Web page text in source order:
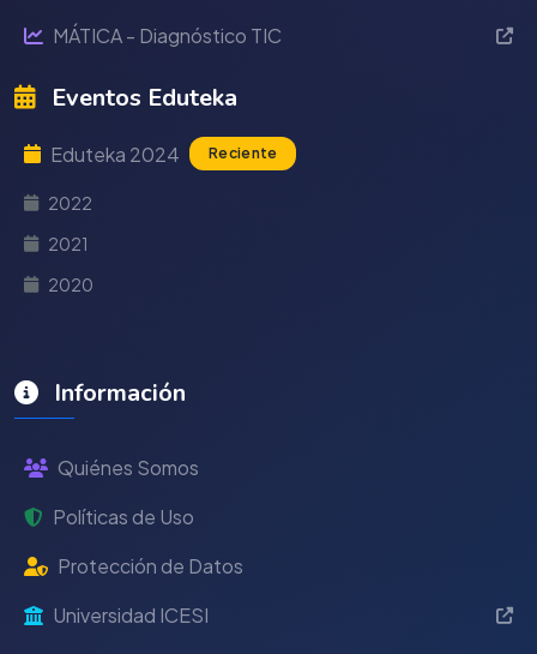
MÁTICA - Diagnóstico TIC
Eventos Eduteka
Eduteka 2024 Reciente
2022
2021
2020
Información
Quiénes Somos
Políticas de Uso
Protección de Datos
Universidad ICESI